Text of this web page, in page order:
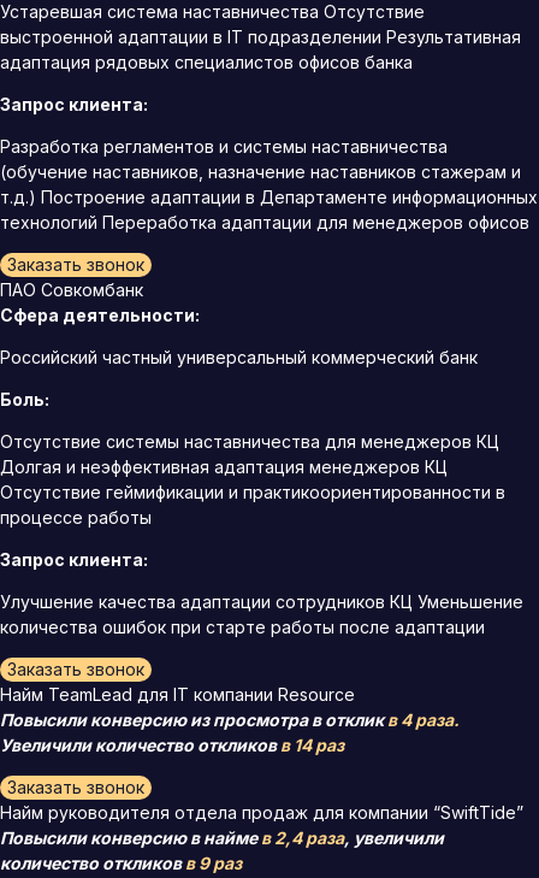
Устаревшая система наставничества Отсутствие
выстроенной адаптации в IT подразделении Результативная
адаптация рядовых специалистов офисов банка
Запрос клиента:
Разработка регламентов и системы наставничества
(обучение наставников, назначение наставников стажерам и
т.д.) Построение адаптации в Департаменте информационных
технологий Переработка адаптации для менеджеров офисов
Заказать звонок
ПАО Совкомбанк
Сфера деятельности:
Российский частный универсальный коммерческий банк
Боль:
Отсутствие системы наставничества для менеджеров КЦ
Долгая и неэффективная адаптация менеджеров КЦ
Отсутствие геймификации и практикоориентированности в
процессе работы
Запрос клиента:
Улучшение качества адаптации сотрудников КЦ Уменьшение
количества ошибок при старте работы после адаптации
Заказать звонок
Найм TeamLead для IT компании Resource
Повысили конверсию из просмотра в откликв 4 раза.
Увеличили количество откликовв 14 раз
Заказать звонок
Найм руководителя отдела продаж для компании “SwiftTide”
Повысили конверсию в наймев 2,4 раза, увеличили
количество откликовв 9 раз